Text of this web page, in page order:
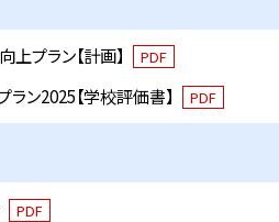
上プラン【計画】 PDF
ン2025【学校評価書】 PDF
PDF